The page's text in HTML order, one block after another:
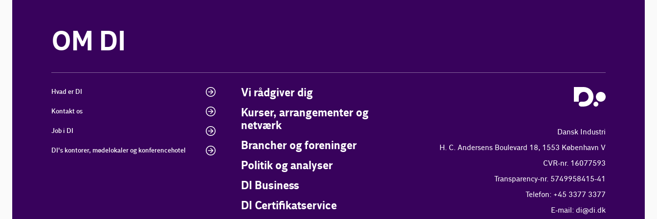
OM DI
Hvad er DI
Kontakt os
Job i DI
DI's kontorer, mødelokaler og konferencehotel
Vi rådgiver dig
Kurser, arrangementer og
netværk
Brancher og foreninger
Politik og analyser
DI Business
DI Certifikatservice
Dansk Industri
H. C. Andersens Boulevard 18, 1553 København V
CVR-nr. 16077593
Transparency-nr. 5749958415-41
Telefon: +45 3377 3377
E-mail: di@di.dk